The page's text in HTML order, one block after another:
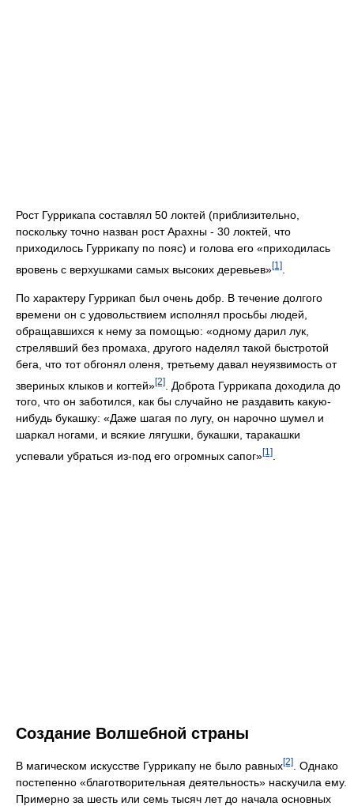
Рост Гуррикапа составлял 50 локтей (приблизительно,
поскольку точно назван рост Арахны - 30 локтей, что
приходилось Гуррикапу по пояс) и голова его «приходилась
вровень с верхушками самых высоких деревьев»[1]
По характеру Гуррикап был очень добр. В течение долгого
времени он с удовольствием исполнял просьбы людей,
обращавшихся к нему за помощью: «одному дарил лук,
стрелявший без промаха, другого наделял такой быстротой
бега, что тот обгонял оленя, третьему давал неуязвимость от
звериных клыков и когтей»[2]
. Доброта Гуррикапа доходила до
того, что он заботился, как бы случайно не раздавить какую-
нибудь букашку: «Даже шагая по лугу, он нарочно шумел и
шаркал ногами, и всякие лягушки, букашки, таракашки
успевали убраться из-под его огромных сапог»[1]
Создание Волшебной страны
В магическом искусстве Гуррикапу не было равных[2]
. Однако
постепенно «благотворительная деятельность» наскучила ему.
Примерно за шесть или семь тысяч лет до начала основных